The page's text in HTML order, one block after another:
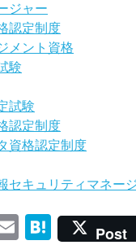
ジャー
認定制度
メント資格
験
試験
認定制度
資格認定制度
セキュリティマネージ
EmailHatena
Post